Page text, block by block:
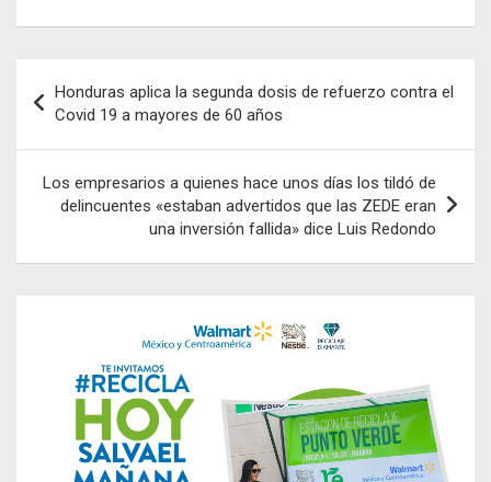
de
entradas
Honduras aplica la segunda dosis de refuerzo contra el
Covid 19 a mayores de 60 años
Los empresarios a quienes hace unos días los tildó de
delincuentes «estaban advertidos que las ZEDE eran
una inversión fallida» dice Luis Redondo